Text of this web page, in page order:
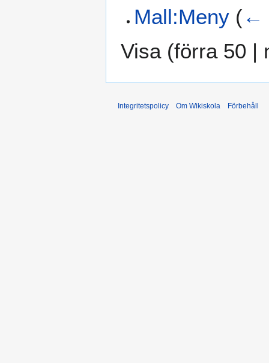
Mall:Meny (←
Visa (förra 50 |
Integritetspolicy Om Wikiskola Förbehåll